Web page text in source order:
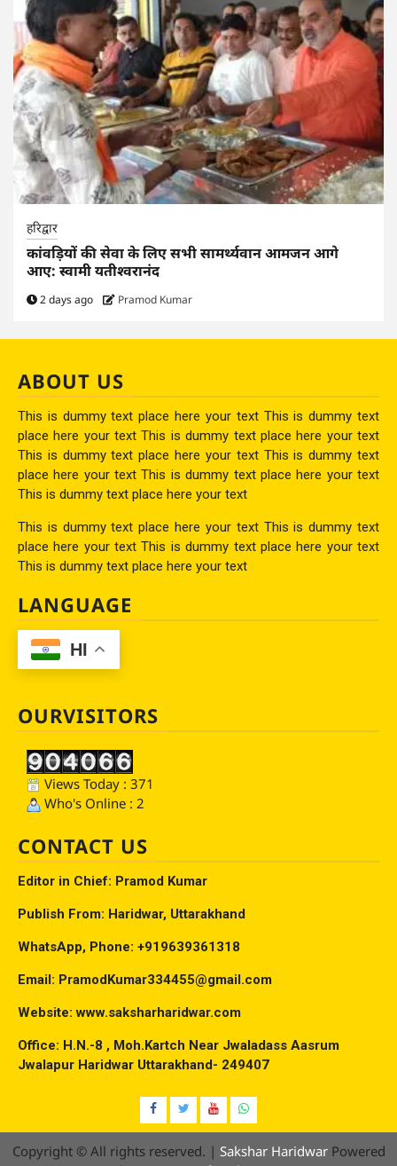
हरिद्वार
कांवड़ियों की सेवा के लिए सभी सामर्थ्यवान आमजन आगे
आए: स्वामी यतीश्वरानंद
2 days ago Pramod Kumar
ABOUT US
This is dummy text place here your text This is dummy text
place here your text This is dummy text place here your text
This is dummy text place here your text This is dummy text
place here your text This is dummy text place here your text
This is dummy text place here your text
This is dummy text place here your text This is dummy text
place here your text This is dummy text place here your text
This is dummy text place here your text
LANGUAGE
HI
OURVISITORS
Views Today : 371
Who's Online : 2
CONTACT US
Editor in Chief: Pramod Kumar
Publish From: Haridwar, Uttarakhand
WhatsApp, Phone: +919639361318
Email: PramodKumar334455@gmail.com
Website: www.saksharharidwar.com
Office: H.N.-8 , Moh.Kartch Near Jwaladass Aasrum
Jwalapur Haridwar Uttarakhand- 249407
Facebook
TwitterYouTubeWhatsap
Copyright © All rights reserved. | Sakshar HaridwarPowered